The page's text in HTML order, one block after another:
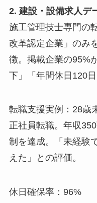
2. 建設・設備求人デ
施工管理技士専門の
改革認定企業」のみ
徴。掲載企業の95%
下」「年間休日120
転職支援実例：28歳
正社員転職。年収
制を達成。「未経験
えた」との評価。
休日確保率：96%